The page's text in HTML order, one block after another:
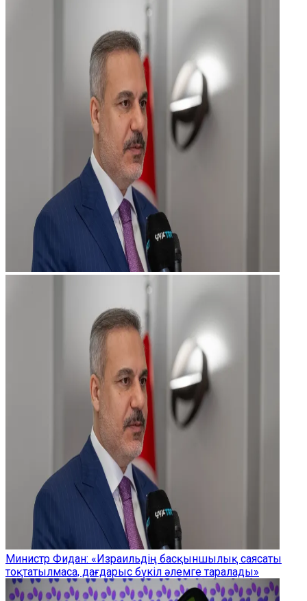
Министр Фидан: «Израильдің басқыншылық саясаты
тоқтатылмаса, дағдарыс бүкіл әлемге таралады»